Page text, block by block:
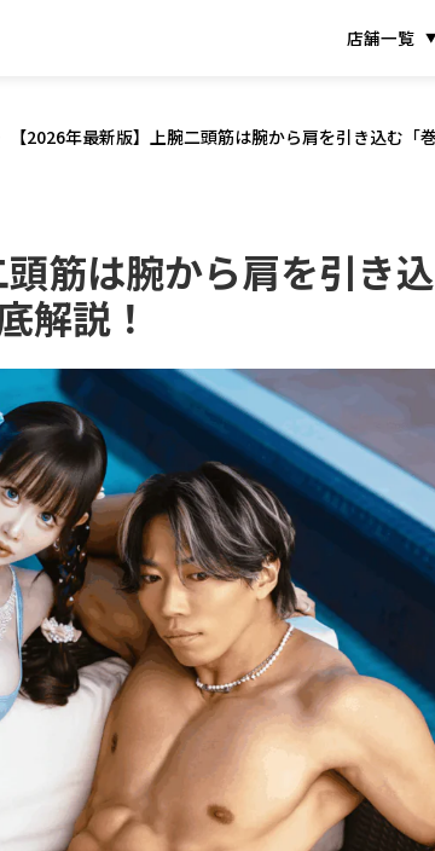
店舗一覧
【2026年最新版】上腕二頭筋は腕から肩を引き込む「
筋は腕から肩を引き込
解説！